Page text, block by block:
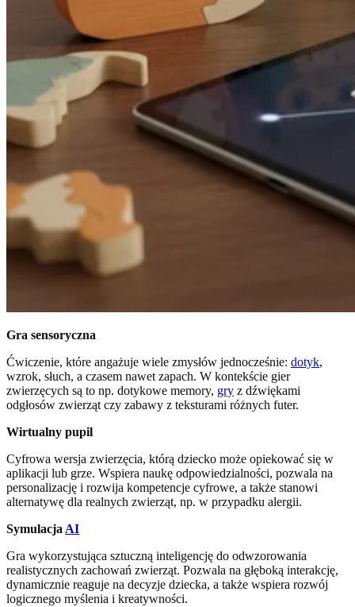
Gra sensoryczna
Ćwiczenie, które angażuje wiele zmysłów jednocześnie: dotyk,
wzrok, słuch, a czasem nawet zapach. W kontekście gier
zwierzęcych są to np. dotykowe memory, gry z dźwiękami
odgłosów zwierząt czy zabawy z teksturami różnych futer.
Wirtualny pupil
Cyfrowa wersja zwierzęcia, którą dziecko może opiekować się w
aplikacji lub grze. Wspiera naukę odpowiedzialności, pozwala na
personalizację i rozwija kompetencje cyfrowe, a także stanowi
alternatywę dla realnych zwierząt, np. w przypadku alergii.
Symulacja AI
Gra wykorzystująca sztuczną inteligencję do odwzorowania
realistycznych zachowań zwierząt. Pozwala na głęboką interakcję,
dynamicznie reaguje na decyzje dziecka, a także wspiera rozwój
logicznego myślenia i kreatywności.